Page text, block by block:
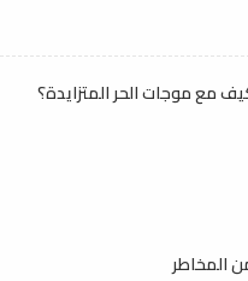
مع موجات الحر المتزايدة؟
المخاطر